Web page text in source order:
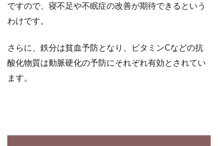
ですので、寝不足や不眠症の改善が期待できるという
わけです。
さらに、鉄分は貧血予防となり、ビタミンCなどの抗
酸化物質は動脈硬化の予防にそれぞれ有効とされてい
ます。